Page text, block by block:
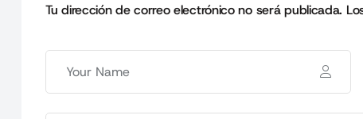
Tu dirección de correo electrónico no será publicada.